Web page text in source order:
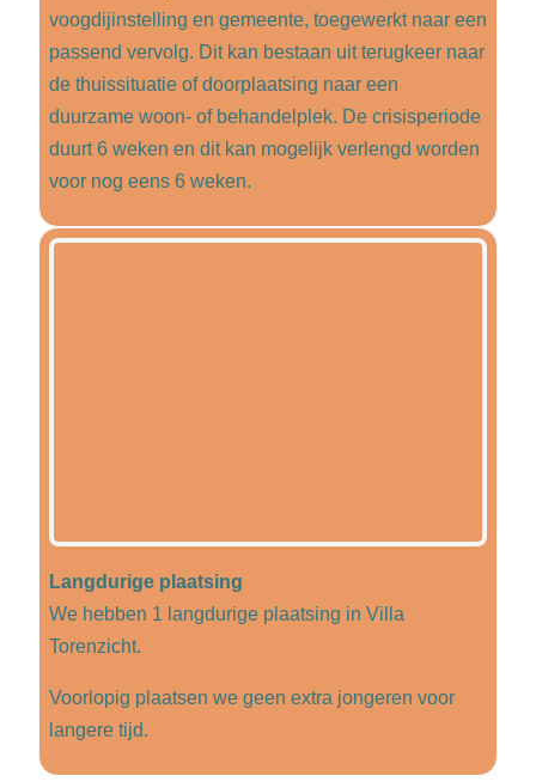
voogdijinstelling en gemeente, toegewerkt naar een
passend vervolg. Dit kan bestaan uit terugkeer naar
de thuissituatie of doorplaatsing naar een
duurzame woon- of behandelplek. De crisisperiode
duurt 6 weken en dit kan mogelijk verlengd worden
voor nog eens 6 weken.
Langdurige plaatsing
We hebben 1 langdurige plaatsing in Villa
Torenzicht.
Voorlopig plaatsen we geen extra jongeren voor
langere tijd.